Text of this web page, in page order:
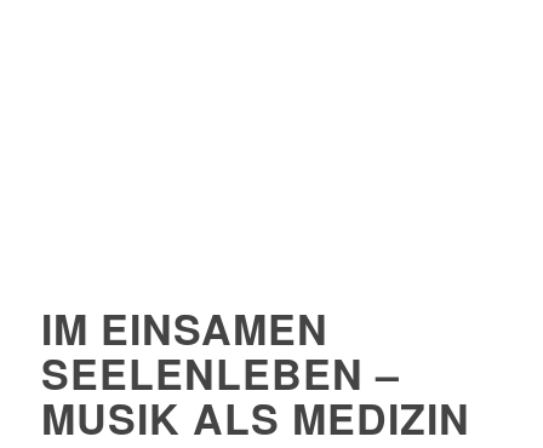
IM EINSAMEN
SEELENLEBEN –
MUSIK ALS MEDIZIN